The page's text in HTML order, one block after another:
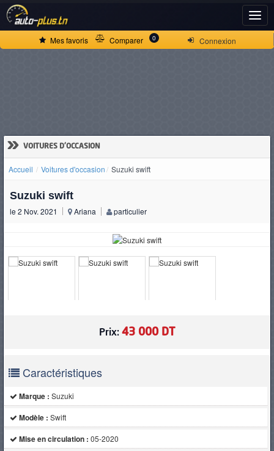
Connexion
Mes favoris Comparer 0
» VOITURES D'OCCASION
Accueil Voitures d'occasion Suzuki swift
Suzuki swift
le 2 Nov. 2021 Ariana particulier
Prix: 43 000 DT
Caractéristiques
Marque : Suzuki
Modèle : Swift
Mise en circulation : 05-2020
ACCUEIL
D'OCCASION